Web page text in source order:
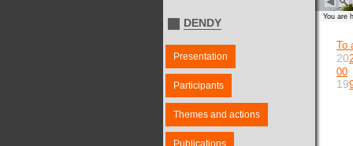
DENDY
Presentation
Participants
Themes and actions
Publications
You are
To
20
00
19